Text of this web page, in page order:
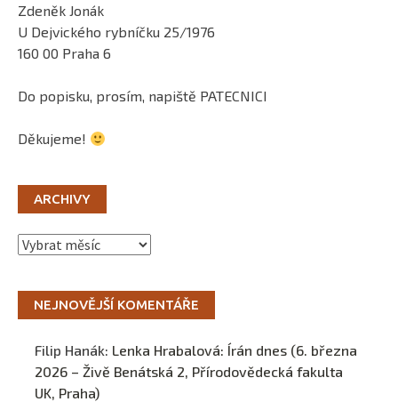
Zdeněk Jonák
U Dejvického rybníčku 25/1976
160 00 Praha 6
Do popisku, prosím, napiště PATECNICI
Děkujeme!
ARCHIVY
Archivy
NEJNOVĚJŠÍ KOMENTÁŘE
Filip Hanák: Lenka Hrabalová: Írán dnes (6. března
2026 – Živě Benátská 2, Přírodovědecká fakulta
UK, Praha)